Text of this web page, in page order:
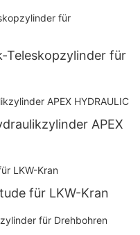
Teleskopzylinder für
APEX
für LKW-Kran